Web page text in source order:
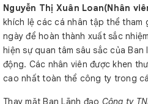
Nguyễn Thị Xuân Loan(Nhân
khích lệ các cá nhân tập thể
ngày để hoàn thành xuất sắc
hiện sự quan tâm sâu sắc của
động. Các nhân viên được khen
cao nhất toàn thể công ty trong
Thay mặt Ban Lãnh đạo Công ty